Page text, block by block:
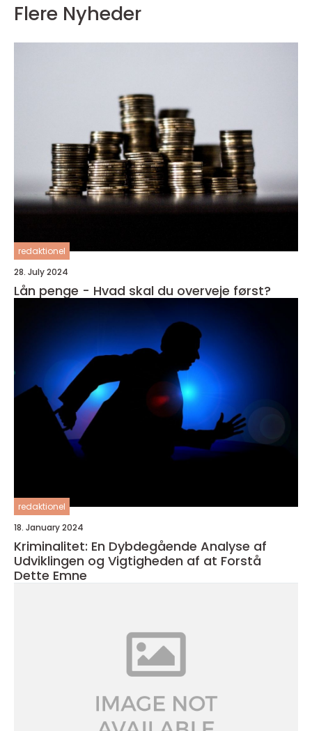
Flere Nyheder
redaktionel
28. July 2024
Lån penge - Hvad skal du overveje først?
redaktionel
18. January 2024
Kriminalitet: En Dybdegående Analyse af
Udviklingen og Vigtigheden af at Forstå
Dette Emne